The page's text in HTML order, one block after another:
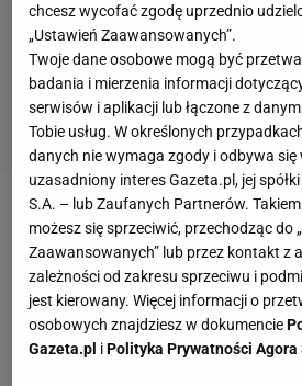
Granat i biel
Najprostsze i bardzo efektowne
nie wychodzi z mody. Krótką i
spódnicę zestaw z dłuższym
chcesz wycofać zgodę uprzednio
„Ustawień Zaawansowanych”.
Twoje dane osobowe mogą być
badania i mierzenia informacji
serwisów i aplikacji lub łączone z
Tobie usług. W określonych
danych nie wymaga zgody i odbywa się
uzasadniony interes Gazeta.pl, jej
S.A. – lub Zaufanych Partnerów.
możesz się sprzeciwić, przechodząc do
Zaawansowanych” lub przez kontakt z
zależności od zakresu sprzeciwu i
jest kierowany. Więcej informacji o
osobowych znajdziesz w dokumencie
Gazeta.pl iPolityka Prywatności Agora